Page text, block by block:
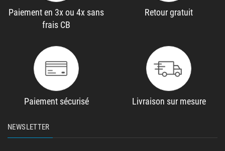
Paiement en 3x ou 4x sans
frais CB
Retour gratuit
Paiement sécurisé Livraison sur mesure
NEWSLETTER